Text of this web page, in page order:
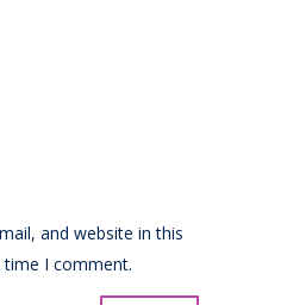
and website in this
I comment.